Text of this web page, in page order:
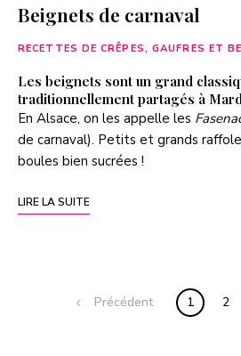
Beignets de carnaval
RECETTES DE CRÊPES, GAUFRES ET
Les beignets sont un grand
traditionnellement partagés à
En Alsace, on les appelle les
de carnaval). Petits et grands
boules bien sucrées !
LIRE LA SUITE
Précédent 1 2